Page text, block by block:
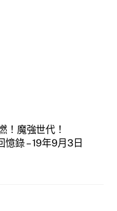
！魔強世代！
憶錄 – 19年9月3日